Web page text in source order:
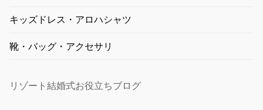
キッズドレス・アロハシャツ
靴・バッグ・アクセサリ
リゾート結婚式お役立ちブログ